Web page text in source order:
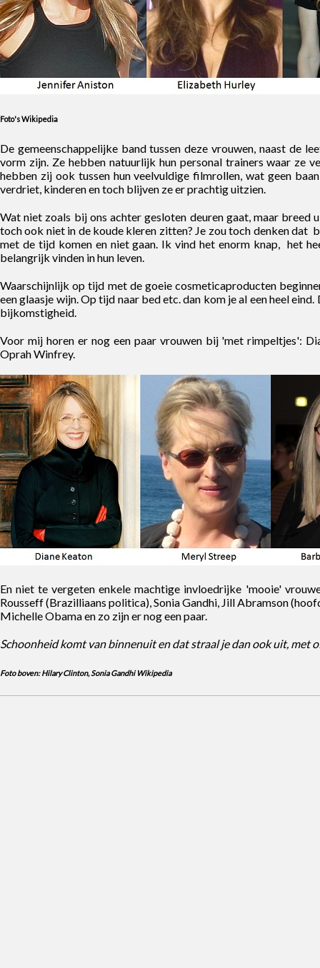
Foto's Wikipedia
De gemeenschappelijke band tussen deze vrouwen, naast de
vorm zijn. Ze hebben natuurlijk hun personal trainers waar ze
hebben zij ook tussen hun veelvuldige filmrollen, wat geen
verdriet, kinderen en toch blijven ze er prachtig uitzien.
Wat niet zoals bij ons achter gesloten deuren gaat, maar breed
toch ook niet in de koude kleren zitten? Je zou toch denken dat
met de tijd komen en niet gaan. Ik vind het enorm knap, het
belangrijk vinden in hun leven.
Waarschijnlijk op tijd met de goeie cosmeticaproducten
een glaasje wijn. Op tijd naar bed etc. dan kom je al een heel
bijkomstigheid.
Voor mij horen er nog een paar vrouwen bij 'met rimpeltjes':
Oprah Winfrey.
En niet te vergeten enkele machtige invloedrijke 'mooie'
Rousseff (Brazilliaans politica), Sonia Gandhi, Jill Abramson
Michelle Obama en zo zijn er nog een paar.
Schoonheid komt van binnenuit en dat straal je dan ook uit, met
Foto boven:Hilary Clinton,Sonia Gandhi Wikipedia